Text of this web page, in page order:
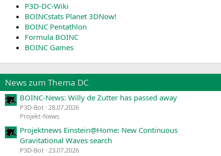
P3D-DC-Wiki
BOINCstats Planet 3DNow!
BOINC Pentathlon
Formula BOINC
BOINC Games
News zum Thema DC
BOINC-News: Willy de Zutter has passed away
P3D-Bot 28.07.2026
Projekt-News
Projektnews Einstein@Home: New Continuous
Gravitational Waves search
P3D-Bot 23.07.2026